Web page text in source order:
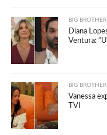
BIG BROTHER
Diana
Ventura:
BIG BROTHER
Vanessa
TVI